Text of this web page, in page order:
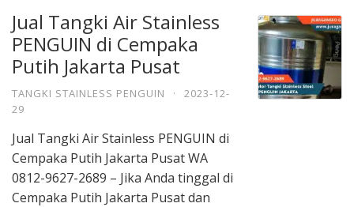
Jual Tangki Air Stainless
PENGUIN di Cempaka
Putih Jakarta Pusat
TANGKI STAINLESS PENGUIN ·
2023-12-
29
Jual Tangki Air Stainless PENGUIN di
Cempaka Putih Jakarta Pusat WA
0812-9627-2689 – Jika Anda tinggal di
Cempaka Putih Jakarta Pusat dan